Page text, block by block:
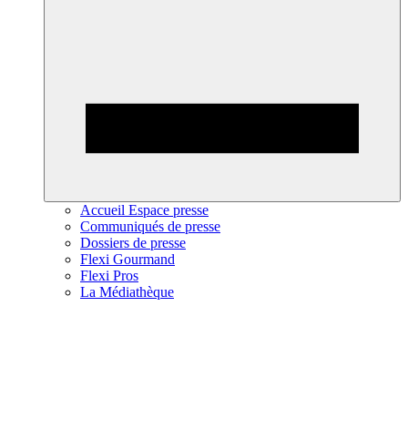
Accueil Espace presse
Communiqués de presse
Dossiers de presse
Flexi Gourmand
Flexi Pros
La Médiathèque